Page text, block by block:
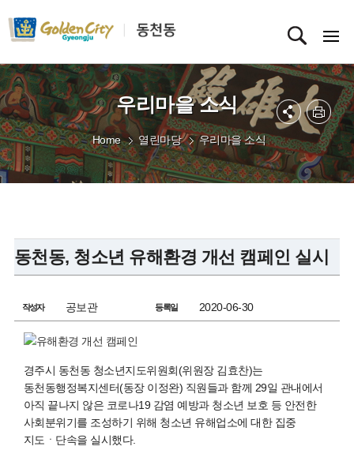
우리마을 소식
Home 열린마당 우리마을 소식
동천동, 청소년 유해환경 개선 캠페인 실시
작성자 공보관 등록일 2020-06-30
경주시 동천동 청소년지도위원회(위원장 김효찬)는
동천동행정복지센터(동장 이정완) 직원들과 함께 29일 관내에서
아직 끝나지 않은 코로나19 감염 예방과 청소년 보호 등 안전한
사회분위기를 조성하기 위해 청소년 유해업소에 대한 집중
지도ㆍ단속을 실시했다.